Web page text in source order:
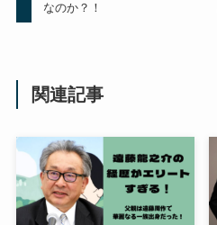
なのか？！
関連記事